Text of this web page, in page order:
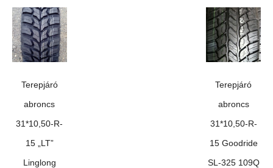
R-
16
Linglong
R-
620
mennyiség
Goodride
SU-
307
116H
mennyiség
Terepjáró
abroncs
31*10,50-R-
15 „LT”
Linglong
Terepjáró
abroncs
31*10,50-R-
15 Goodride
SL-325 109Q